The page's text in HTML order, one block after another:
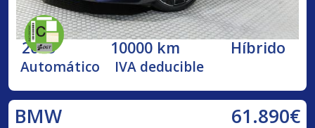
2023 10000 km Híbrido
Automático IVA deducible
BMW 61.890€